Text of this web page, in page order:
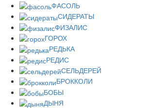
ФАСОЛЬ
СИДЕРАТЫ
ФИЗАЛИС
ГОРОХ
РЕДЬКА
РЕДИС
СЕЛЬДЕРЕЙ
БРОККОЛИ
БОБЫ
ДЫНЯ